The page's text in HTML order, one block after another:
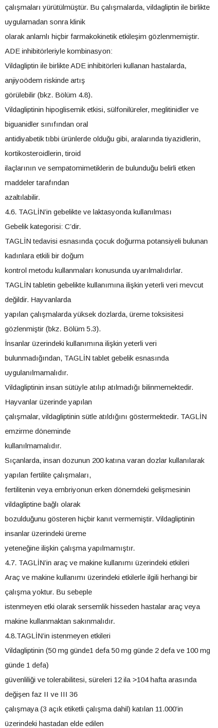
çalışmaları yürütülmüştür. Bu çalışmalarda, vildagliptin ile birlikte
uygulamadan sonra klinik
olarak anlamlı hiçbir farmakokinetik etkileşim gözlenmemiştir.
ADE inhibitörleriyle kombinasyon:
Vildagliptin ile birlikte ADE inhibitörleri kullanan hastalarda,
anjiyoödem riskinde artış
görülebilir (bkz. Bölüm 4.8).
Vildagliptinin hipoglisemik etkisi, sülfonilüreler, meglitinidler ve
biguanidler sınıfından oral
antidiyabetik tıbbi ürünlerde olduğu gibi, aralarında tiyazidlerin,
kortikosteroidlerin, tiroid
ilaçlarının ve sempatomimetiklerin de bulunduğu belirli etken
maddeler tarafından
azaltılabilir.
4.6. TAGLİN’in gebelikte ve laktasyonda kullanılması
Gebelik kategorisi: C’dir.
TAGLİN tedavisi esnasında çocuk doğurma potansiyeli bulunan
kadınlara etkili bir doğum
kontrol metodu kullanmaları konusunda uyarılmalıdırlar.
TAGLİN tabletin gebelikte kullanımına ilişkin yeterli veri mevcut
değildir. Hayvanlarda
yapılan çalışmalarda yüksek dozlarda, üreme toksisitesi
gözlenmiştir (bkz. Bölüm 5.3).
İnsanlar üzerindeki kullanımına ilişkin yeterli veri
bulunmadığından, TAGLİN tablet gebelik esnasında
uygulanılmamalıdır.
Vildagliptinin insan sütüyle atılıp atılmadığı bilinmemektedir.
Hayvanlar üzerinde yapılan
çalışmalar, vildagliptinin sütle atıldığını göstermektedir. TAGLİN
emzirme döneminde
kullanılmamalıdır.
Sıçanlarda, insan dozunun 200 katına varan dozlar kullanılarak
yapılan fertilite çalışmaları,
fertilitenin veya embriyonun erken dönemdeki gelişmesinin
vildagliptine bağlı olarak
bozulduğunu gösteren hiçbir kanıt vermemiştir. Vildagliptinin
insanlar üzerindeki üreme
yeteneğine ilişkin çalışma yapılmamıştır.
4.7. TAGLİN’in araç ve makine kullanımı üzerindeki etkileri
Araç ve makine kullanımı üzerindeki etkilerle ilgili herhangi bir
çalışma yoktur. Bu sebeple
istenmeyen etki olarak sersemlik hisseden hastalar araç veya
makine kullanmaktan sakınmalıdır.
4.8.TAGLİN’in istenmeyen etkileri
Vildagliptinin (50 mg günde1 defa 50 mg günde 2 defa ve 100 mg
günde 1 defa)
güvenliliği ve tolerabilitesi, süreleri 12 ila >104 hafta arasında
değişen faz II ve III 36
çalışmaya (3 açık etiketli çalışma dahil) katılan 11.000’in
üzerindeki hastadan elde edilen